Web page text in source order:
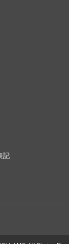
記